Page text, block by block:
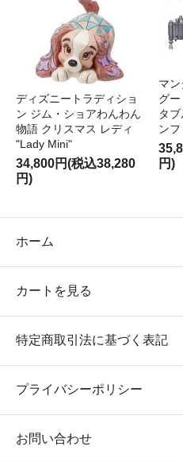
ディズニートラディショ
ン ジム・ショアわんわん
物語 クリスマス レディ
"Lady Mini"
34,800円(税込38,280
円)
マ
グ
タ
ン
円)
ホーム
カートを見る
特定商取引法に基づく表記
プライバシーポリシー
お問い合わせ